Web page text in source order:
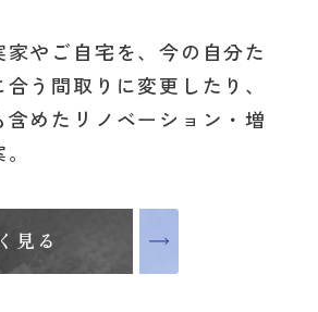
家やご自宅を、今の自分た
う間取りに変更したり、
含めたリノベーション・増
見る